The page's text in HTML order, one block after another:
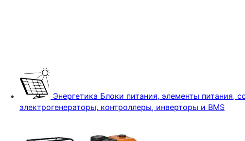
Энергетика Блоки питания, элементы питания,
электрогенераторы, контроллеры, инверторы и BMS